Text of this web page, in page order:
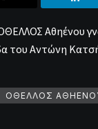
Αθηένου
του Αντώνη
ΟΘΕΛΛΟΣ